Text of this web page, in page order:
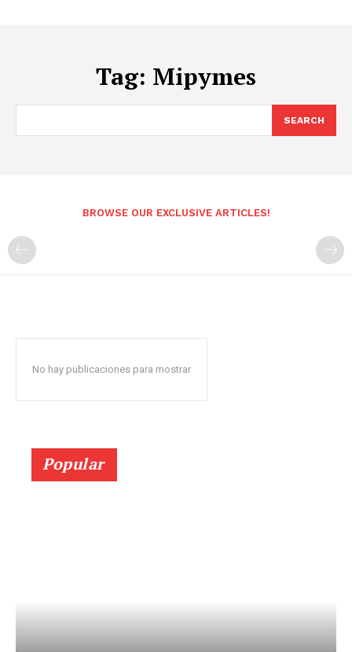
Tag: Mipymes
SEARCH
BROWSE OUR EXCLUSIVE ARTICLES!
No hay publicaciones para mostrar
Popular